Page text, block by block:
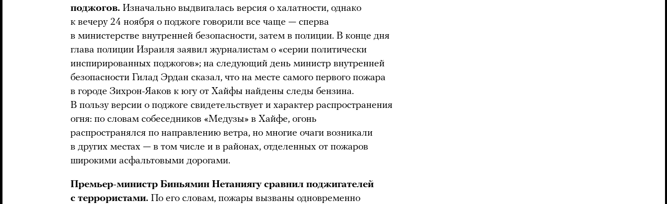
поджогов. Изначально выдвигалась версия о халатности, однако
к вечеру 24 ноября о поджоге говорили все чаще — сперва
в министерстве внутренней безопасности, затем в полиции. В конце дня
глава полиции Израиля заявил журналистам о «серии политически
инспирированных поджогов»; на следующий день министр внутренней
безопасности Гилад Эрдан сказал, что на месте самого первого пожара
в городе Зихрон-Яаков к югу от Хайфы найдены следы бензина.
В пользу версии о поджоге свидетельствует и характер распространения
огня: по словам собеседников «Медузы» в Хайфе, огонь
распространялся по направлению ветра, но многие очаги возникали
в других местах — в том числе и в районах, отделенных от пожаров
широкими асфальтовыми дорогами.
Премьер-министр Биньямин Нетаниягу сравнил поджигателей
с террористами. По его словам, пожары вызваны одновременно